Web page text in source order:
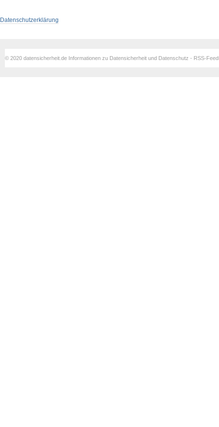
Datenschutzerklärung
© 2020 datensicherheit.de Informationen zu Datensicherheit und Datenschutz - RSS-